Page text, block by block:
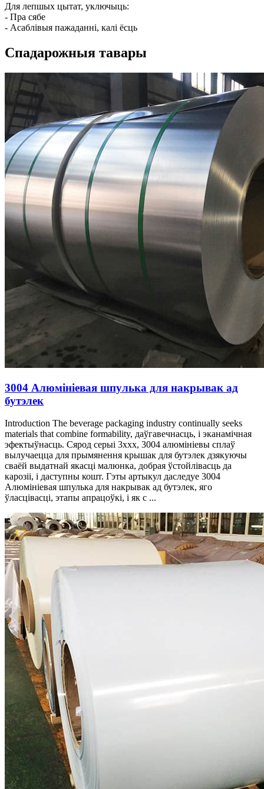
Для лепшых цытат, уключыць:
- Пра сябе
- Асаблівыя пажаданні, калі ёсць
Спадарожныя тавары
3004 Алюмініевая шпулька для накрывак ад
бутэлек
Introduction The beverage packaging industry continually seeks
materials that combine formability, даўгавечнасць, і эканамічная
эфектыўнасць. Сярод серыі 3xxx, 3004 алюмініевы сплаў
вылучаецца для прымянення крышак для бутэлек дзякуючы
сваёй выдатнай якасці малюнка, добрая ўстойлівасць да
карозіі, і даступны кошт. Гэты артыкул даследуе 3004
Алюмініевая шпулька для накрывак ад бутэлек, яго
ўласцівасці, этапы апрацоўкі, і як с ...